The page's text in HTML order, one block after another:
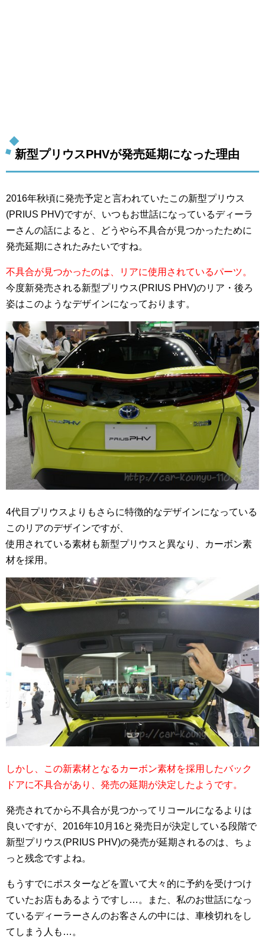
新型プリウスPHVが発売延期になった理由
2016年秋頃に発売予定と言われていたこの新型プリウス
(PRIUS PHV)ですが、いつもお世話になっているディーラ
ーさんの話によると、どうやら不具合が見つかったために
発売延期にされたみたいですね。
不具合が見つかったのは、リアに使用されているパーツ。
今度新発売される新型プリウス(PRIUS PHV)のリア・後ろ
姿はこのようなデザインになっております。
4代目プリウスよりもさらに特徴的なデザインになっている
このリアのデザインですが、
使用されている素材も新型プリウスと異なり、カーボン素
材を採用。
しかし、この新素材となるカーボン素材を採用したバック
ドアに不具合があり、発売の延期が決定したようです。
発売されてから不具合が見つかってリコールになるよりは
良いですが、2016年10月16と発売日が決定している段階で
新型プリウス(PRIUS PHV)の発売が延期されるのは、ちょ
っと残念ですよね。
もうすでにポスターなどを置いて大々的に予約を受けつけ
ていたお店もあるようですし…。また、私のお世話になっ
ているディーラーさんのお客さんの中には、車検切れをし
てしまう人も…。